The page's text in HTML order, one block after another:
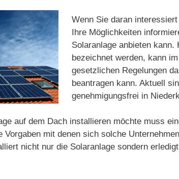
Wenn Sie daran
Ihre Möglichkeiten
Solaranlage anbieten
bezeichnet werden, kann
gesetzlichen Regelungen
beantragen kann. Aktuell
genehmigungsfrei in
auf dem Dach installieren möchte muss
Vorgaben mit denen sich solche
nicht nur die Solaranlage sondern